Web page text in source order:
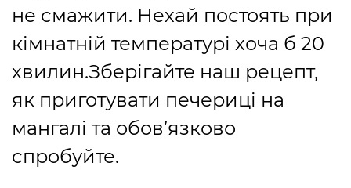
не смажити. Нехай постоять при
кімнатній температурі хоча б 20
хвилин.Зберігайте наш рецепт,
як приготувати печериці на
мангалі та обов’язково
спробуйте.